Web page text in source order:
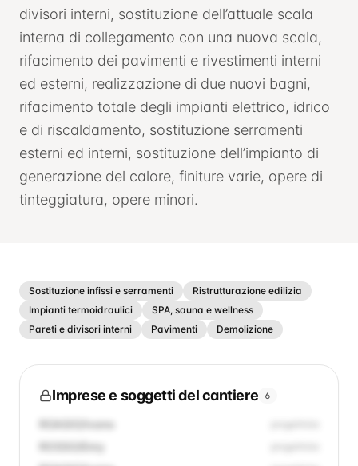
divisori interni, sostituzione dell’attuale scala
interna di collegamento con una nuova scala,
rifacimento dei pavimenti e rivestimenti interni
ed esterni, realizzazione di due nuovi bagni,
rifacimento totale degli impianti elettrico, idrico
e di riscaldamento, sostituzione serramenti
esterni ed interni, sostituzione dell’impianto di
generazione del calore, finiture varie, opere di
tinteggiatura, opere minori.
Sostituzione infissi e serramenti
Ristrutturazione edilizia
Impianti termoidraulici
SPA, sauna e wellness
Pareti e divisori interni
Pavimenti Demolizione
Imprese e soggetti del cantiere 6
ROASIO/Ivano
ROSSO/Enry